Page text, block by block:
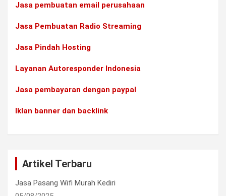
Jasa pembuatan email perusahaan
Jasa Pembuatan Radio Streaming
Jasa Pindah Hosting
Layanan Autoresponder Indonesia
Jasa pembayaran dengan paypal
Iklan banner dan backlink
Artikel Terbaru
Jasa Pasang Wifi Murah Kediri